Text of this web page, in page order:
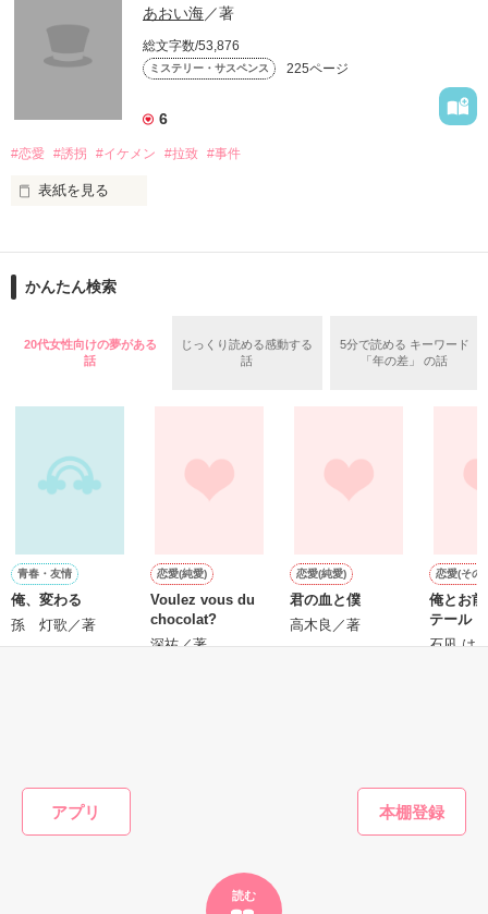
アプリ
読む
自分の無力さに、
涙が止まらなくなったことはありますか？
今夜もまた、
心に傷を負った彼女たちは導かれる。
一陣の風が、彼女たちの髪をなびかせる。
◇沖田 マキ
職業：カフェ “ベリーズ” 店長
兼
復讐代行屋“Berry’s” 総指揮
復讐代行屋“Berry’s” 情報担当
フカミ喫茶店では、アンティークに宿る
『記憶』、『想い』を読み取ります。
声にならないメッセージ、
来店時ご相談ください！
・┈︎┈︎┈︎┈︎┈︎┈︎┈︎┈︎┈︎┈︎┈︎┈︎┈︎┈︎┈︎┈︎┈︎┈︎┈︎┈︎・
*⑅︎୨୧┈︎┈︎┈︎┈︎୨୧⑅︎*
フカミ喫茶店には
*⑅︎୨୧┈︎┈︎┈︎┈︎୨୧⑅︎*
＊―性格難アリのイケメン鑑定士―＊
今日もトラブルを運んでくるけれど。
どんなトラブルも
私達にかかれば、なんのその！
『絆』の物語。
○ｏ｡..○:*.。 ｡.*:○..｡ｏ○
あおい海／著
総文字数/53,876
ミステリー・サスペンス 225ページ
6
#恋愛 #誘拐 #イケメン #拉致 #事件
表紙を見る
私は誘拐された。
--------------------
---------------------
毎日がつまらないと感じる日々。
ある事件に巻き込まれる。
イケメン、長身、金髪の男。
かんたん検索
20代女性向けの夢がある
話
じっくり読める感動する
話
5分で読める キーワード
「年の差」 の話
青春・友情
俺、変わる
孫 灯歌／著
恋愛(純愛)
Voulez vous du
chocolat?
深祐／著
恋愛(純愛)
君の血と僕
高木良／著
恋愛(その
俺とお
テール
石凪 は